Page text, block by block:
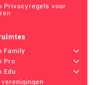
Privacyregels voor
Family
+
Pro
+
Edu
+
verenigingen